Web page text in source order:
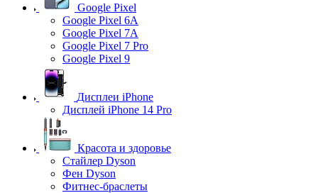
Google Pixel
Google Pixel 6A
Google Pixel 7А
Google Pixel 7 Pro
Google Pixel 9
Дисплеи iPhone
Дисплей iPhone 14 Pro
Красота и здоровье
Стайлер Dyson
Фен Dyson
Фитнес-браслеты